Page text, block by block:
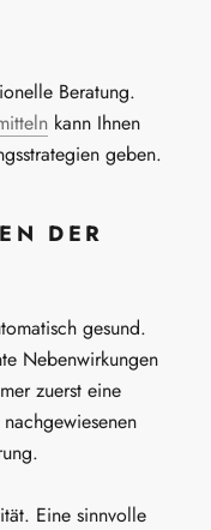
Beratung.
kann Ihnen
geben.
DER
gesund.
Nebenwirkungen
zuerst eine
Eine sinnvolle